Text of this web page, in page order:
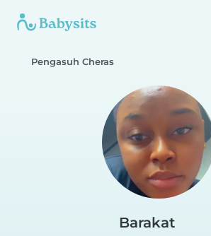
Pengasuh Cheras
Barakat